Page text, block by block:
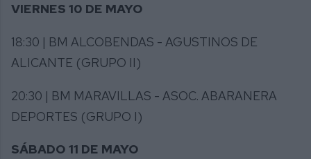
VIERNES 10 DE MAYO
18:30 | BM ALCOBENDAS - AGUSTINOS DE
ALICANTE (GRUPO II)
20:30 | BM MARAVILLAS - ASOC. ABARANERA
DEPORTES (GRUPO I)
SÁBADO 11 DE MAYO